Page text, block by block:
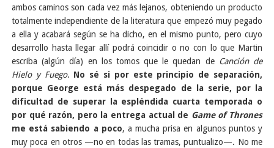
ambos caminos son cada vez más lejanos, obteniendo un producto
totalmente independiente de la literatura que empezó muy pegado
a ella y acabará según se ha dicho, en el mismo punto, pero cuyo
desarrollo hasta llegar allí podrá coincidir o no con lo que Martin
escriba (algún día) en los tomos que le quedan de Canción de
Hielo y Fuego. No sé si por este principio de separación,
porque George está más despegado de la serie, por la
dificultad de superar la espléndida cuarta temporada o
por qué razón, pero la entrega actual de Game of Thrones
me está sabiendo a poco, a mucha prisa en algunos puntos y
muy poca en otros —no en todas las tramas, puntualizo—. No me